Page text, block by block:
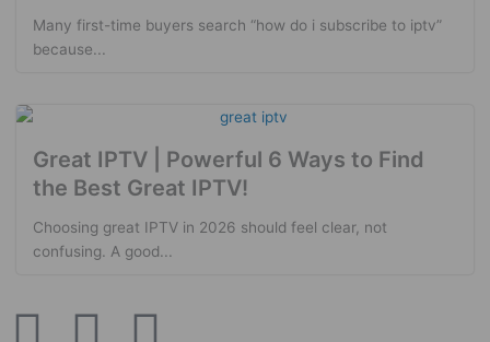
Many first-time buyers search “how do i subscribe to iptv”
because...
Great IPTV | Powerful 6 Ways to Find
the Best Great IPTV!
Choosing great IPTV in 2026 should feel clear, not
confusing. A good...